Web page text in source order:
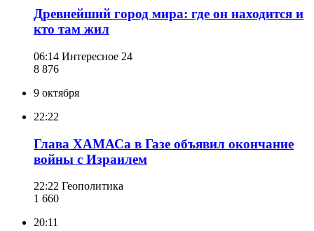
Древнейший город мира: где он находится и
кто там жил
06:14 Интересное 24
8 876
9 октября
22:22
Глава ХАМАСа в Газе объявил окончание
войны с Израилем
22:22 Геополитика
1 660
20:11